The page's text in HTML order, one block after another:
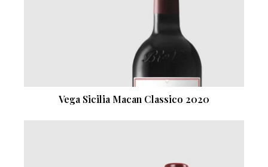
Vega Sicilia Macan Classico 2020